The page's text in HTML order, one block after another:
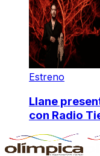
Estreno
Llane
con Radio